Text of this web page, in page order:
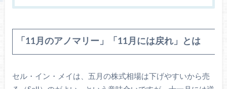
「11月のアノマリー」「11月には戻れ」とは
セル・イン・メイは、五月の株式相場は下げやすいから売